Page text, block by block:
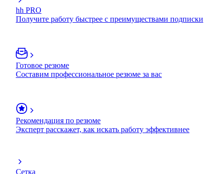
hh PRO
Получите работу быстрее с преимуществами подписки
Готовое резюме
Составим профессиональное резюме за вас
Рекомендация по резюме
Эксперт расскажет, как искать работу эффективнее
Сетка